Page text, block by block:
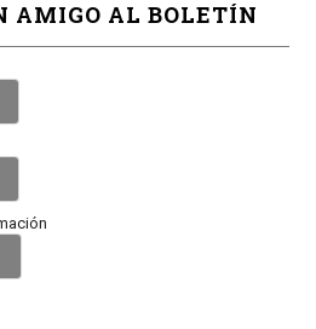
AMIGO AL BOLETÍN